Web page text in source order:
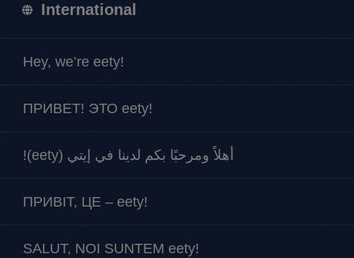
International
Hey, we’re eety!
ПРИВЕТ! ЭТО eety!
أهلاً ومرحبًا بكم لدينا في إيتي (eety)!
ПРИВІТ, ЦЕ – eety!
SALUT, NOI SUNTEM eety!